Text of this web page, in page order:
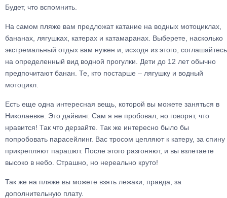
Будет, что вспомнить.
На самом пляже вам предложат катание на водных мотоциклах,
бананах, лягушках, катерах и катамаранах. Выберете, насколько
экстремальный отдых вам нужен и, исходя из этого, соглашайтесь
на определенный вид водной прогулки. Дети до 12 лет обычно
предпочитают банан. Те, кто постарше – лягушку и водный
мотоцикл.
Есть еще одна интересная вещь, которой вы можете заняться в
Николаевке. Это дайвинг. Сам я не пробовал, но говорят, что
нравится! Так что дерзайте. Так же интересно было бы
попробовать парасейлинг. Вас тросом цепляют к катеру, за спину
прикрепляют парашют. После этого разгоняют, и вы взлетаете
высоко в небо. Страшно, но нереально круто!
Так же на пляже вы можете взять лежаки, правда, за
дополнительную плату.